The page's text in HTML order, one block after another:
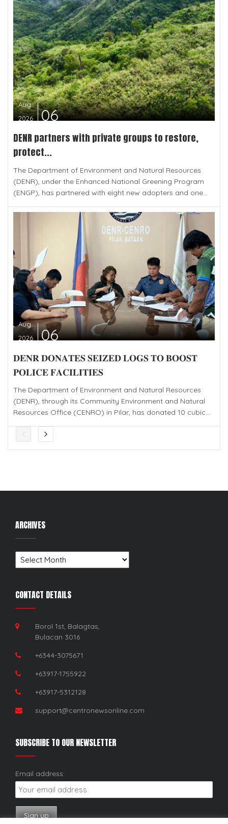
Aug
2026
06
DENR partners with private groups to restore,
protect...
The Department of Environment and Natural Resources
(DENR), under the Enhanced National Greening Program
(ENGP), has partnered with eight new adopters and one...
Aug
2026
06
𝐃𝐄𝐍𝐑 𝐃𝐎𝐍𝐀𝐓𝐄𝐒 𝐒𝐄𝐈𝐙𝐄𝐃 𝐋𝐎𝐆𝐒 𝐓𝐎 𝐁𝐎𝐎𝐒𝐓
𝐏𝐎𝐋𝐈𝐂𝐄 𝐅𝐀𝐂𝐈𝐋𝐈𝐓𝐈𝐄𝐒
The Department of Environment and Natural Resources
(DENR), through its Community Environment and Natural
Resources Office (CENRO) in Pilar, has donated 10 cubic...
ARCHIVES
Archives
CONTACT DETAILS
Borol 1st, Balagtas,
Bulacan 3016
+6344-3075671
+63917-1755922
+63917-5312128
support@centronewsonline.com
SUBSCRIBE TO OUR NEWSLETTER
Email address: